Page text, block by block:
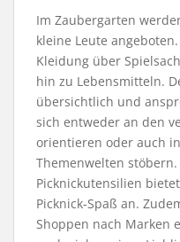
Im Zaubergarten
kleine Leute
Kleidung über
hin zu Lebensmitteln.
übersichtlich und
sich entweder an den
orientieren oder auch
Themenwelten
Picknickutensilien
Picknick-Spaß an.
Shoppen nach Marken